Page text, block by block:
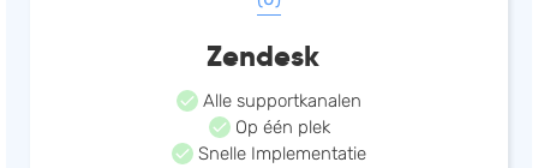
Zendesk
Alle supportkanalen
Op één plek
Snelle Implementatie